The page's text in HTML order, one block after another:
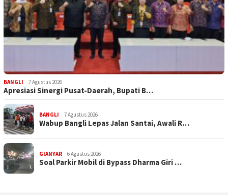
BANGLI 7 Agustus 2026
Apresiasi Sinergi Pusat-Daerah, Bupati B…
BANGLI 7 Agustus 2026
Wabup Bangli Lepas Jalan Santai, Awali R…
GIANYAR 6 Agustus 2026
Soal Parkir Mobil di Bypass Dharma Giri …